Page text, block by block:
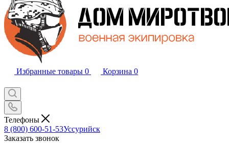
Избранные товары 0 Корзина 0
Телефоны
8 (800) 600-51-53Уссурийск
Заказать звонок